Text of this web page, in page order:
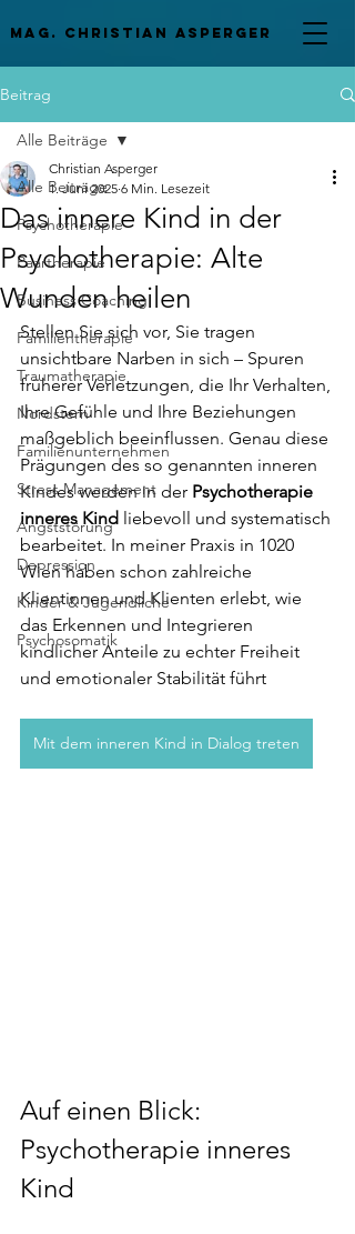
mag. Christian asperger
Beitrag
Alle Beiträge
Psychotherapie
Paartherapie
Business Coaching
Familientherapie
Traumatherapie
Nordstern
Familienunternehmen
Stress Management
Angststörung
Depression
Kinder & Jugendliche
Psychosomatik
Alle Beiträge
Das innere Kind in der
Psychotherapie: Alte
Wunden heilen
Christian Asperger
1. Juni 2025 6 Min. Lesezeit
Stellen Sie sich vor, Sie tragen
unsichtbare Narben in sich – Spuren
früherer Verletzungen, die Ihr Verhalten,
Ihre Gefühle und Ihre Beziehungen
maßgeblich beeinflussen. Genau diese
Prägungen des so genannten inneren
Kindes werden in der Psychotherapie
inneres Kind liebevoll und systematisch
bearbeitet. In meiner Praxis in 1020
Wien haben schon zahlreiche
Klientinnen und Klienten erlebt, wie
das Erkennen und Integrieren
kindlicher Anteile zu echter Freiheit
und emotionaler Stabilität führt
Mit dem inneren Kind in Dialog treten
Auf einen Blick:
Psychotherapie inneres
Kind